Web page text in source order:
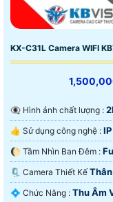
KX-C31L Camera WIFI
👁️‍🗨 Hình ảnh chất lượng :
👍 Sử dụng công nghệ :
🌔 Tầm Nhìn Ban Đêm :
🗜️ Camera Thiết Kế
️💠 Chức Năng : Thu Âm